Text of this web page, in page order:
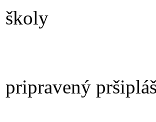
školy
pripravený